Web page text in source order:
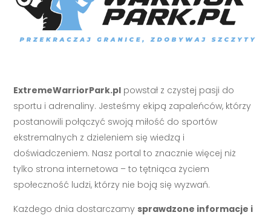
ExtremeWarriorPark.pl powstał z czystej pasji do
sportu i adrenaliny. Jesteśmy ekipą zapaleńców, którzy
postanowili połączyć swoją miłość do sportów
ekstremalnych z dzieleniem się wiedzą i
doświadczeniem. Nasz portal to znacznie więcej niż
tylko strona internetowa – to tętniąca życiem
społeczność ludzi, którzy nie boją się wyzwań.
Każdego dnia dostarczamy sprawdzone informacje i